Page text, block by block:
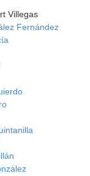
Villegas
Fernández